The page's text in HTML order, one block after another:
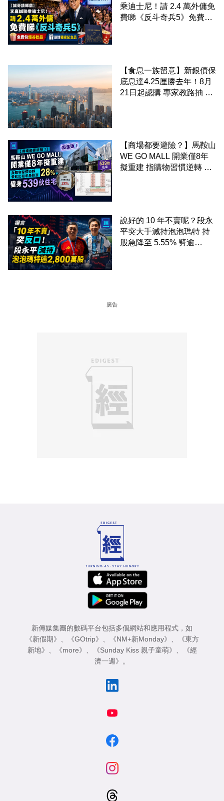
乘迪士尼！請 2.4 萬外傭免
費睇《反斗奇兵5》免費包
【食息一族留意】新銀債保
底息達4.25厘勝去年！8月
21日起認購 專家教路抽 20
【商場都要避險？】馬鞍山
WE GO MALL 開業僅8年
擬重建 指購物習慣逆轉 餐
說好的 10 年不賣呢？段永
平突大手減持泡泡瑪特 持
股急降至 5.55% 劈逾
廣告
新傳媒集團的數碼平台包括多個網站和應用程式，如
《新假期》
《GOtrip》 《NM+新Monday》
《東方
新地》
《more》 《Sunday Kiss 親子童萌》
《經
濟一週》
。